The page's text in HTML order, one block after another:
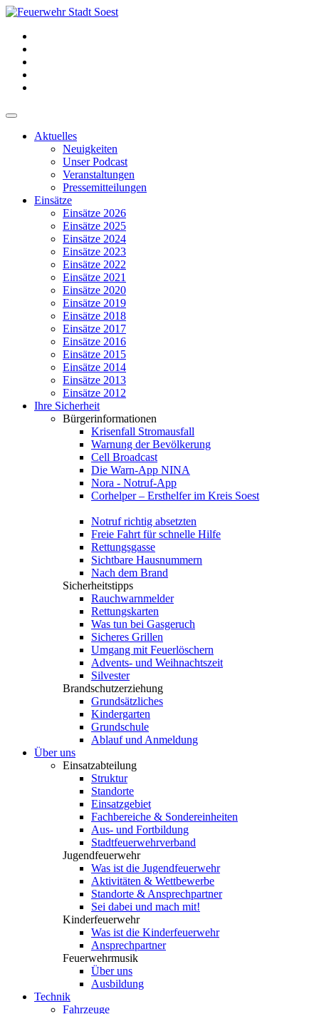
Aktuelles
Neuigkeiten
Unser Podcast
Veranstaltungen
Pressemitteilungen
Einsätze
Einsätze 2026
Einsätze 2025
Einsätze 2024
Einsätze 2023
Einsätze 2022
Einsätze 2021
Einsätze 2020
Einsätze 2019
Einsätze 2018
Einsätze 2017
Einsätze 2016
Einsätze 2015
Einsätze 2014
Einsätze 2013
Einsätze 2012
Ihre Sicherheit
Bürgerinformationen
Krisenfall Stromausfall
Warnung der Bevölkerung
Cell Broadcast
Die Warn-App NINA
Nora - Notruf-App
Corhelper – Ersthelfer im Kreis Soest
Notruf richtig absetzten
Freie Fahrt für schnelle Hilfe
Rettungsgasse
Sichtbare Hausnummern
Nach dem Brand
Sicherheitstipps
Rauchwarnmelder
Rettungskarten
Was tun bei Gasgeruch
Sicheres Grillen
Umgang mit Feuerlöschern
Advents- und Weihnachtszeit
Silvester
Brandschutzerziehung
Grundsätzliches
Kindergarten
Grundschule
Ablauf und Anmeldung
Über uns
Einsatzabteilung
Struktur
Standorte
Einsatzgebiet
Fachbereiche & Sondereinheiten
Aus- und Fortbildung
Stadtfeuerwehrverband
Jugendfeuerwehr
Was ist die Jugendfeuerwehr
Aktivitäten & Wettbewerbe
Standorte & Ansprechpartner
Sei dabei und mach mit!
Kinderfeuerwehr
Was ist die Kinderfeuerwehr
Ansprechpartner
Feuerwehrmusik
Über uns
Ausbildung
Technik
Fahrzeuge